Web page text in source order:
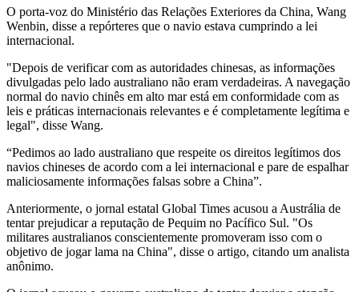
O porta-voz do Ministério das Relações Exteriores da China, Wang
Wenbin, disse a repórteres que o navio estava cumprindo a lei
internacional.
"Depois de verificar com as autoridades chinesas, as informações
divulgadas pelo lado australiano não eram verdadeiras. A navegação
normal do navio chinês em alto mar está em conformidade com as
leis e práticas internacionais relevantes e é completamente legítima e
legal", disse Wang.
“Pedimos ao lado australiano que respeite os direitos legítimos dos
navios chineses de acordo com a lei internacional e pare de espalhar
maliciosamente informações falsas sobre a China”.
Anteriormente, o jornal estatal Global Times acusou a Austrália de
tentar prejudicar a reputação de Pequim no Pacífico Sul. "Os
militares australianos conscientemente promoveram isso com o
objetivo de jogar lama na China", disse o artigo, citando um analista
anônimo.